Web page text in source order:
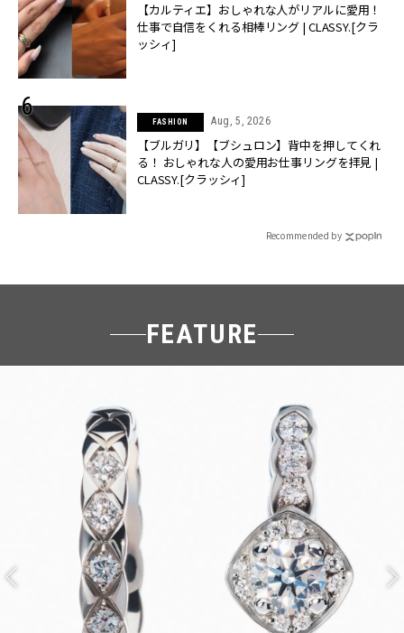
【カルティエ】おしゃれな人がリアルに愛用！
仕事で自信をくれる相棒リング | CLASSY.[クラ
ッシィ]
FASHION Aug, 5, 2026
【ブルガリ】【ブシュロン】背中を押してくれ
る！ おしゃれな人の愛用お仕事リングを拝見 |
CLASSY.[クラッシィ]
Recommended by
FEATURE